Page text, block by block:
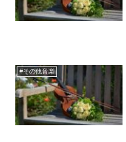
#その他音楽